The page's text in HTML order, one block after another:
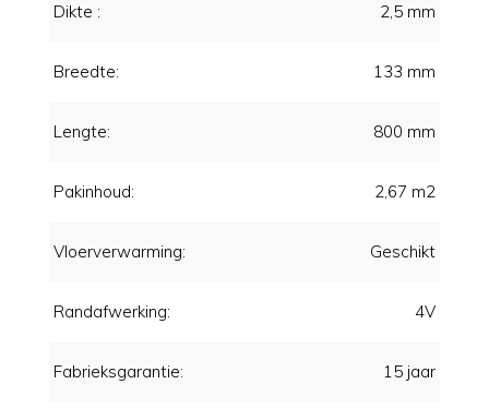
Dikte : 2,5 mm
Breedte: 133 mm
Lengte: 800 mm
Pakinhoud: 2,67 m2
Vloerverwarming: Geschikt
Randafwerking: 4V
Fabrieksgarantie: 15 jaar